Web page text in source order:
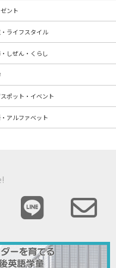
ント
ライフスタイル
しぜん・くらし
ポット・イベント
アルファベット